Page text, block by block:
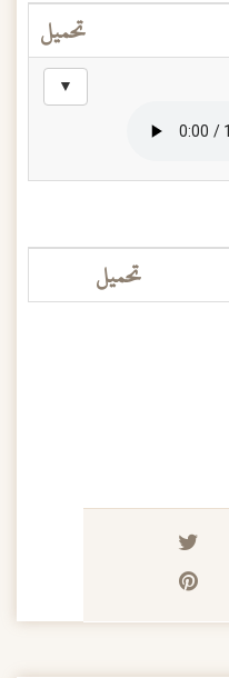
تحميل
▼
تحميل